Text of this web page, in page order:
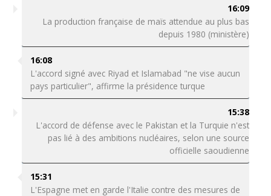
16:09
La production française de maïs attendue au plus bas
depuis 1980 (ministère)
16:08
L'accord signé avec Riyad et Islamabad "ne vise aucun
pays particulier", affirme la présidence turque
15:38
L'accord de défense avec le Pakistan et la Turquie n'est
pas lié à des ambitions nucléaires, selon une source
officielle saoudienne
15:31
L'Espagne met en garde l'Italie contre des mesures de